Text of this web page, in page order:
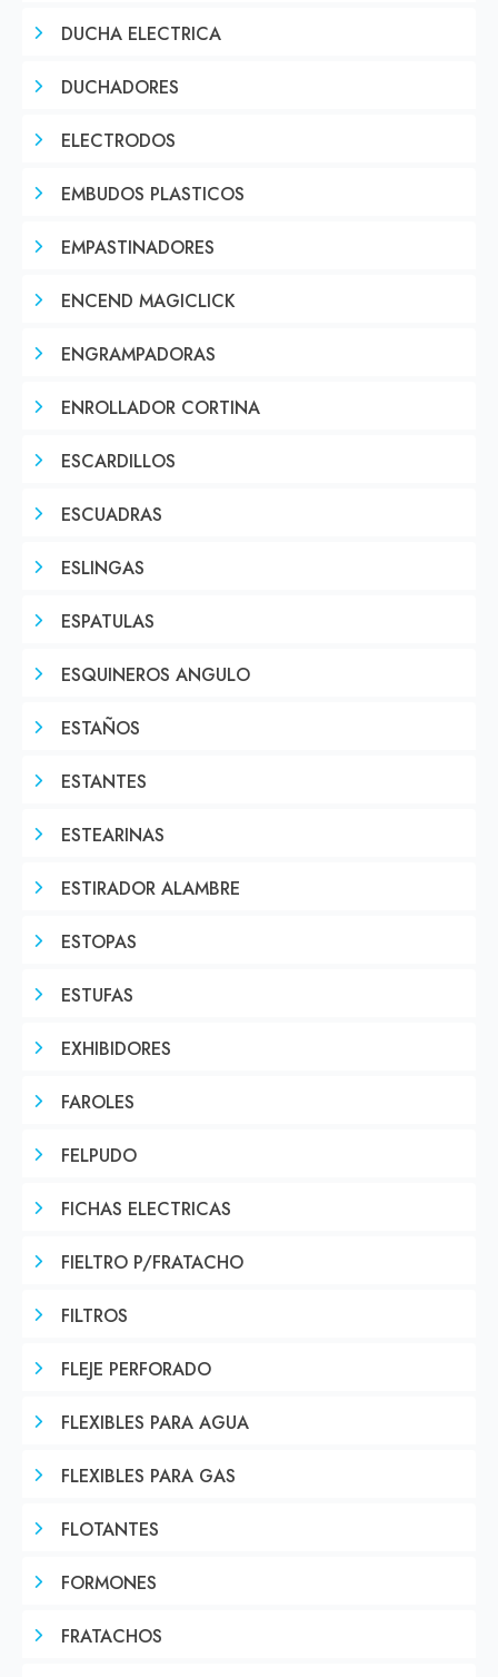
DUCHA ELECTRICA
DUCHADORES
ELECTRODOS
EMBUDOS PLASTICOS
EMPASTINADORES
ENCEND MAGICLICK
ENGRAMPADORAS
ENROLLADOR CORTINA
ESCARDILLOS
ESCUADRAS
ESLINGAS
ESPATULAS
ESQUINEROS ANGULO
ESTAÑOS
ESTANTES
ESTEARINAS
ESTIRADOR ALAMBRE
ESTOPAS
ESTUFAS
EXHIBIDORES
FAROLES
FELPUDO
FICHAS ELECTRICAS
FIELTRO P/FRATACHO
FILTROS
FLEJE PERFORADO
FLEXIBLES PARA AGUA
FLEXIBLES PARA GAS
FLOTANTES
FORMONES
FRATACHOS